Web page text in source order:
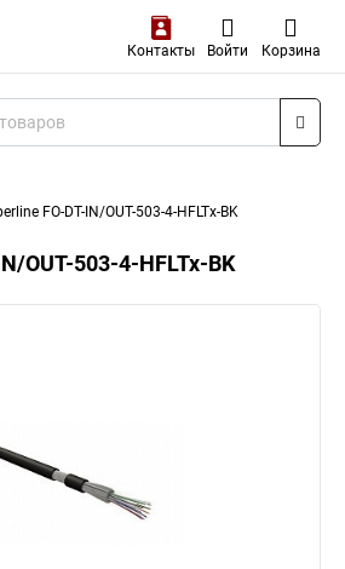
Контакты Войти Корзина
FO-DT-IN/OUT-503-4-HFLTx-BK
OUT-503-4-HFLTx-BK